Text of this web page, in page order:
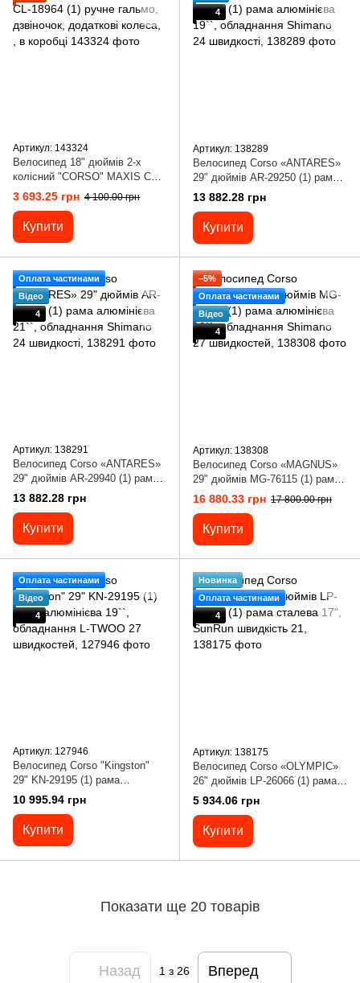
Артикул: 143324
Велосипед 18" дюймів 2-х
колісний "CORSO" MAXIS CL-
18964 (1) ручне гальмо,
дзвіночок, додаткові колеса, ,
в коробці
3 693.25 грн 4 100.00 грн
Купити
4
Артикул: 138289
Велосипед Corso «ANTARES»
29" дюймів AR-29250 (1) рама
алюмінієва 19``, обладнання
Shimano 24 швидкості,
13 882.28 грн
Купити
Оплата частинами
Відео
4
Артикул: 138291
Велосипед Corso «ANTARES»
29" дюймів AR-29940 (1) рама
алюмінієва 21``, обладнання
Shimano 24 швидкості,
13 882.28 грн
Купити
−5%
Оплата частинами
Відео
4
Артикул: 138308
Велосипед Corso «MAGNUS»
29" дюймів MG-76115 (1) рама
алюмінієва 19``, обладнання
Shimano 27 швидкостей,
16 880.33 грн 17 800.00 грн
Купити
Оплата частинами
Відео
4
Артикул: 127946
Велосипед Corso "Kingston"
29" KN-29195 (1) рама
алюмінієва 19``, обладнання L-
TWOO 27 швидкостей,
10 995.94 грн
Купити
Новинка
Оплата частинами
4
Артикул: 138175
Велоcипед Corso «OLYMPIC»
26" дюймів LP-26066 (1) рама
сталева 17", SunRun швидкість
5 934.06 грн
Купити
Показати ще 20 товарів
Назад 1з 26 Вперед